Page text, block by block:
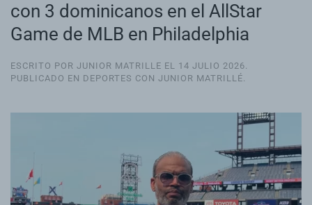
con 3 dominicanos en el AllStar
Game de MLB en Philadelphia
ESCRITO POR JUNIOR MATRILLE EL 14 JULIO 2026.
PUBLICADO EN DEPORTES CON JUNIOR MATRILLÉ.